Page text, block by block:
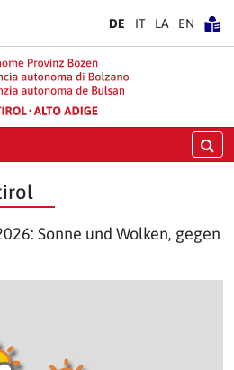
DE IT LA EN
Sonne und Wolken, gegen